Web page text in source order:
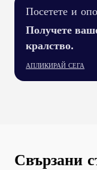
Посетете и
Получете
кралство.
АПЛИКИРАЙ СЕГА
Свързани